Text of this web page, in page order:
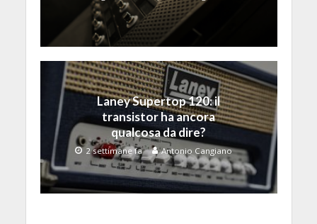
Laney Supertop 120: il
transistor ha ancora
qualcosa da dire?
2 settimane fa Antonio Cangiano